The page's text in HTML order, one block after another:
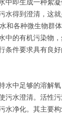
中即生成一种絮
水得到澄清，这
和各种微生物群
的有机污染物
件要求具有良
水中足够的溶解
水澄清。活性
净化。其主要